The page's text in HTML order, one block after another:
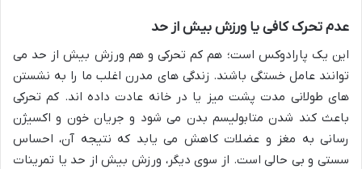
عدم تحرک کافی یا ورزش بیش از حد
این یک پارادوکس است؛ هم کم تحرکی و هم ورزش بیش از حد می
توانند عامل خستگی باشند. زندگی های مدرن اغلب ما را به نشستن
های طولانی مدت پشت میز یا در خانه عادت داده اند. کم تحرکی
باعث کند شدن متابولیسم بدن می شود و جریان خون و اکسیژن
رسانی به مغز و عضلات کاهش می یابد که نتیجه آن، احساس
سستی و بی حالی است. از سوی دیگر، ورزش بیش از حد یا تمرینات